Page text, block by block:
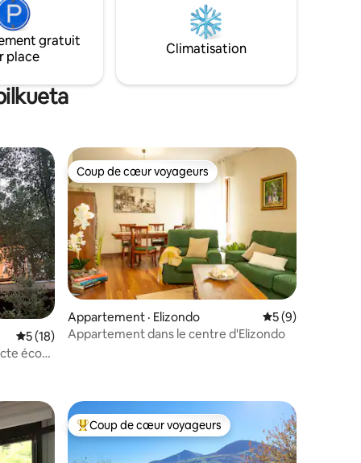
à
gratuit
place
Climatisation
plus aimés
Note moyenne de 5 sur 5, 18 commentaires
5 (18)
éco-
Coup de cœur voyageurs
Coup de cœur voyageurs
Appartement · Elizondo Note moyenne
5 (9)
Appartement dans le centre d'Elizondo
Coup de cœur voyageurs parmi les plus aimés
Coup de cœur voyageurs